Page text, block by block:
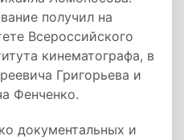
получил на
Всероссийского
кинематографа, в
Григорьева и
Фенченко.
документальных и